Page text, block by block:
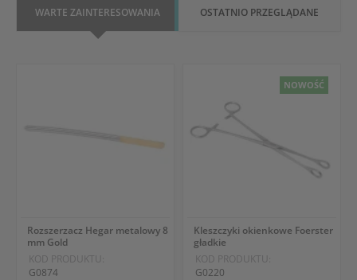
WARTE ZAINTERESOWANIA OSTATNIO PRZEGLĄDANE
Rozszerzacz Hegar metalowy 8
mm Gold
KOD PRODUKTU:
G0874
NOWOŚĆ
Kleszczyki okienkowe Foerster
gładkie
KOD PRODUKTU:
G0220